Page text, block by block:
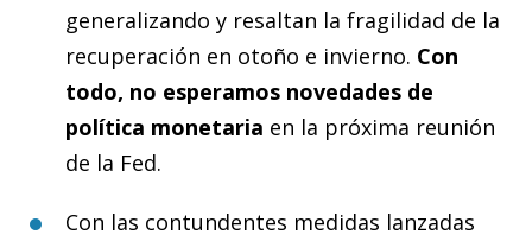
generalizando y resaltan la fragilidad de la
recuperación en otoño e invierno. Con
todo, no esperamos novedades de
política monetaria en la próxima reunión
de la Fed.
Con las contundentes medidas lanzadas